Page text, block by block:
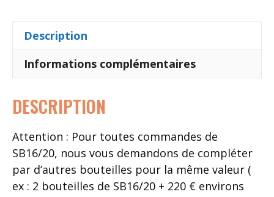
Description
Informations complémentaires
DESCRIPTION
Attention : Pour toutes commandes de
SB16/20, nous vous demandons de compléter
par d’autres bouteilles pour la même valeur (
ex : 2 bouteilles de SB16/20 + 220 € environs